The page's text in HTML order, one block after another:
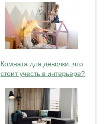
Комната для девочки, что
стоит учесть в интерьере?